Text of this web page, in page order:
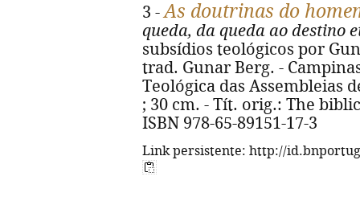
3 -As doutrinas do
queda, da queda ao destino
subsídios teológicos por
trad. Gunar Berg. -
Teológica das Assembleias
; 30 cm. - Tít. orig.: The
ISBN 978-65-89151-17-3
Link persistente: http://